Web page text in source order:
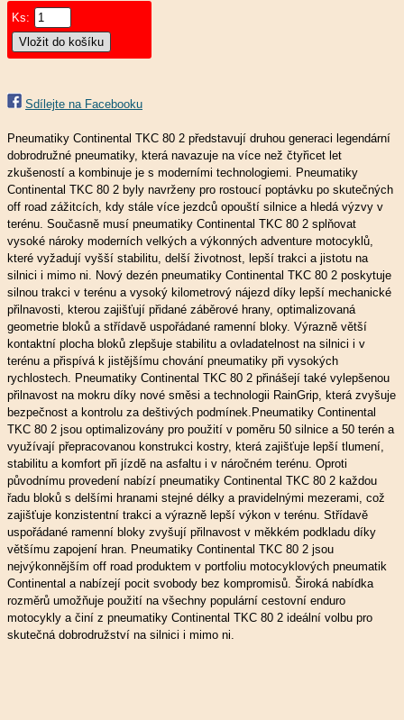
Ks:
Sdílejte na Facebooku
Pneumatiky Continental TKC 80 2 představují druhou generaci legendární
dobrodružné pneumatiky, která navazuje na více než čtyřicet let
zkušeností a kombinuje je s moderními technologiemi. Pneumatiky
Continental TKC 80 2 byly navrženy pro rostoucí poptávku po skutečných
off road zážitcích, kdy stále více jezdců opouští silnice a hledá výzvy v
terénu. Současně musí pneumatiky Continental TKC 80 2 splňovat
vysoké nároky moderních velkých a výkonných adventure motocyklů,
které vyžadují vyšší stabilitu, delší životnost, lepší trakci a jistotu na
silnici i mimo ni. Nový dezén pneumatiky Continental TKC 80 2 poskytuje
silnou trakci v terénu a vysoký kilometrový nájezd díky lepší mechanické
přilnavosti, kterou zajišťují přidané záběrové hrany, optimalizovaná
geometrie bloků a střídavě uspořádané ramenní bloky. Výrazně větší
kontaktní plocha bloků zlepšuje stabilitu a ovladatelnost na silnici i v
terénu a přispívá k jistějšímu chování pneumatiky při vysokých
rychlostech. Pneumatiky Continental TKC 80 2 přinášejí také vylepšenou
přilnavost na mokru díky nové směsi a technologii RainGrip, která zvyšuje
bezpečnost a kontrolu za deštivých podmínek.Pneumatiky Continental
TKC 80 2 jsou optimalizovány pro použití v poměru 50 silnice a 50 terén a
využívají přepracovanou konstrukci kostry, která zajišťuje lepší tlumení,
stabilitu a komfort při jízdě na asfaltu i v náročném terénu. Oproti
původnímu provedení nabízí pneumatiky Continental TKC 80 2 každou
řadu bloků s delšími hranami stejné délky a pravidelnými mezerami, což
zajišťuje konzistentní trakci a výrazně lepší výkon v terénu. Střídavě
uspořádané ramenní bloky zvyšují přilnavost v měkkém podkladu díky
většímu zapojení hran. Pneumatiky Continental TKC 80 2 jsou
nejvýkonnějším off road produktem v portfoliu motocyklových pneumatik
Continental a nabízejí pocit svobody bez kompromisů. Široká nabídka
rozměrů umožňuje použití na všechny populární cestovní enduro
motocykly a činí z pneumatiky Continental TKC 80 2 ideální volbu pro
skutečná dobrodružství na silnici i mimo ni.